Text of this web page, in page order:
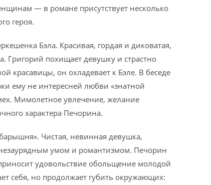
— в романе присутствует несколько
героя.
Бэла. Красивая, гордая и диковатая,
Григорий похищает девушку и страстно
красавицы, он охладевает к Бэле. В беседе
ему не интересней любви «знатной
Мимолетное увлечение, желание
характера Печорина.
Чистая, невинная девушка,
умом и романтизмом. Печорин
удовольствие обольщение молодой
себя, но продолжает губить окружающих: